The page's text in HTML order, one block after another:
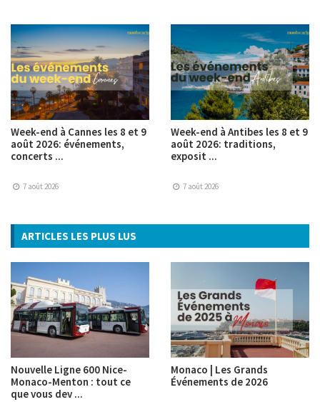
Week-end à Cannes les 8 et 9
août 2026: événements,
concerts ...
7 août 2026
Week-end à Antibes les 8 et 9
août 2026: traditions,
exposit ...
7 août 2026
ARTICLES LES PLUS LUS
Nouvelle Ligne 600 Nice-
Monaco-Menton : tout ce
que vous dev ...
Monaco | Les Grands
Événements de 2026